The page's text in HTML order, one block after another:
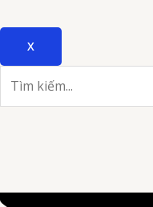
X
kiếm